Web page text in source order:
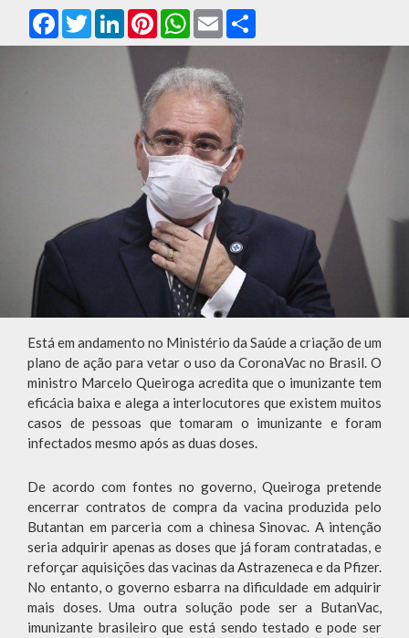
FacebookTwitterLinkedInPinterestWhatsApp
Email
Está em andamento no Ministério da Saúde a criação de um
plano de ação para vetar o uso da CoronaVac no Brasil. O
ministro Marcelo Queiroga acredita que o imunizante tem
eficácia baixa e alega a interlocutores que existem muitos
casos de pessoas que tomaram o imunizante e foram
infectados mesmo após as duas doses.
De acordo com fontes no governo, Queiroga pretende
encerrar contratos de compra da vacina produzida pelo
Butantan em parceria com a chinesa Sinovac. A intenção
seria adquirir apenas as doses que já foram contratadas, e
reforçar aquisições das vacinas da Astrazeneca e da Pfizer.
No entanto, o governo esbarra na dificuldade em adquirir
mais doses. Uma outra solução pode ser a ButanVac,
imunizante brasileiro que está sendo testado e pode ser